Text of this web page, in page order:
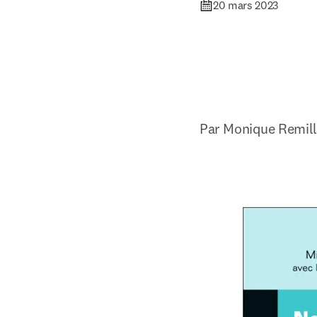
20 mars 2023
Par Monique